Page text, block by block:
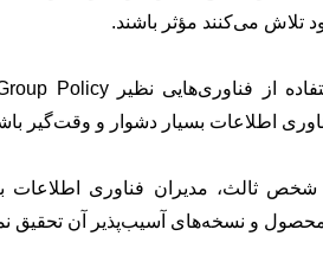
تلاش می‌کنند مؤثر باشند.
اطلاعات بسیار دشوار و وقت‌گیر
ثالث، مدیران فناوری اطلاعات
و نسخه‌های آسیب‌پذیر آن تحقیق